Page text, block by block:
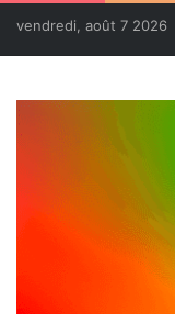
vendredi, août 7 2026